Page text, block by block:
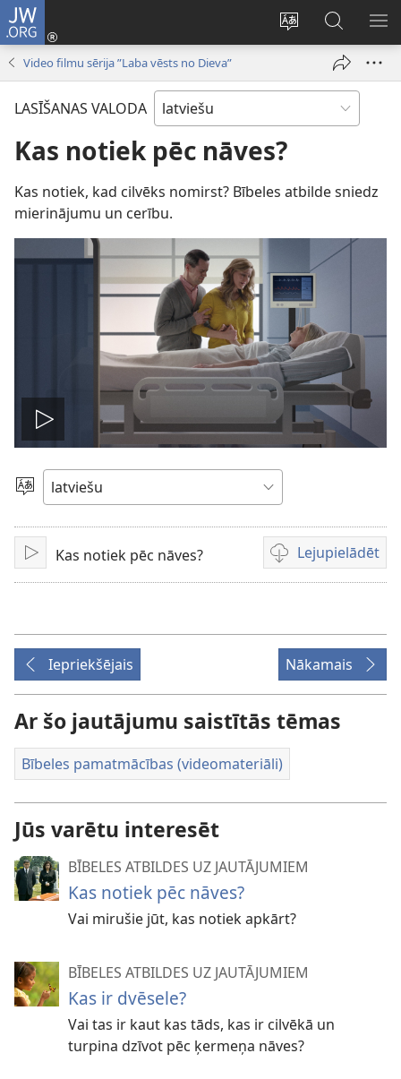
JW.ORG
Mainīt
valodu
Pieteikties
(opens
Meklēt
vietnē
JW.ORG
Video filmu sērija ”Laba vēsts no Dieva”
LASĪŠANAS VALODA
Kas notiek pēc nāves?
Kas notiek, kad cilvēks nomirst? Bībeles atbilde sniedz
mierinājumu un cerību.
Atskaņot
video
Izvēlieties
valodu
Atskaņot
Kas notiek pēc nāves? Lejupielādēt
Video
lejupielādes
Iepriekšējais Nākamais
Ar šo jautājumu saistītās tēmas
Bībeles pamatmācības (videomateriāli)
Jūs varētu interesēt
BĪBELES ATBILDES UZ JAUTĀJUMIEM
Kas notiek pēc nāves?
Vai mirušie jūt, kas notiek apkārt?
BĪBELES ATBILDES UZ JAUTĀJUMIEM
Kas ir dvēsele?
Vai tas ir kaut kas tāds, kas ir cilvēkā un
turpina dzīvot pēc ķermeņa nāves?